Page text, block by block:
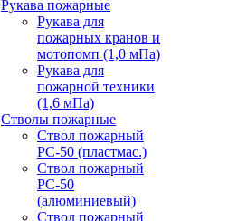
Рукава пожарные
Рукава для
пожарных кранов и
мотопомп (1,0 мПа)
Рукава для
пожарной техники
(1,6 мПа)
Стволы пожарные
Ствол пожарный
РС-50 (пластмас.)
Ствол пожарный
РС-50
(алюминиевый)
Ствол пожарный